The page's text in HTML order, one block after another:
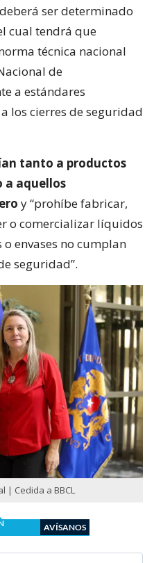
ser determinado
cual tendrá que
técnica nacional
de
a estándares
los cierres de seguridad
tanto a productos
a aquellos
y “prohíbe fabricar,
o comercializar líquidos
envases no cumplan
seguridad”.
| Cedida a BBCL
AVÍSANOS